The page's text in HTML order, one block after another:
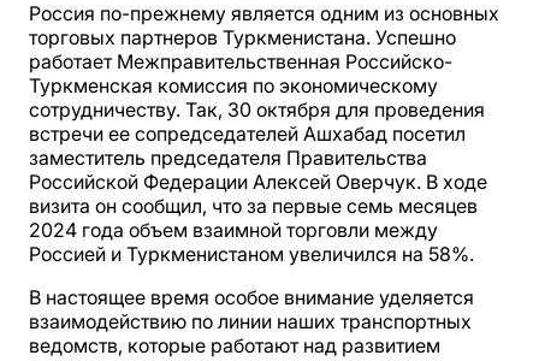
Россия по-прежнему является одним из основных
торговых партнеров Туркменистана. Успешно
работает Межправительственная Российско-
Туркменская комиссия по экономическому
сотрудничеству. Так, 30 октября для проведения
встречи ее сопредседателей Ашхабад посетил
заместитель председателя Правительства
Российской Федерации Алексей Оверчук. В ходе
визита он сообщил, что за первые семь месяцев
2024 года объем взаимной торговли между
Россией и Туркменистаном увеличился на 58%.
В настоящее время особое внимание уделяется
взаимодействию по линии наших транспортных
ведомств, которые работают над развитием